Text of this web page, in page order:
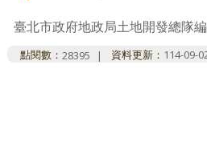
臺北市政府地政局土地開發總隊
點閱數： 28395 資料更新： 114-09-